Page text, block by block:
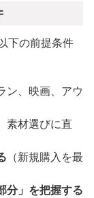
下の前提条件
ン、映画、アウ
素材選びに直
（新規購入を最
分」を把握する